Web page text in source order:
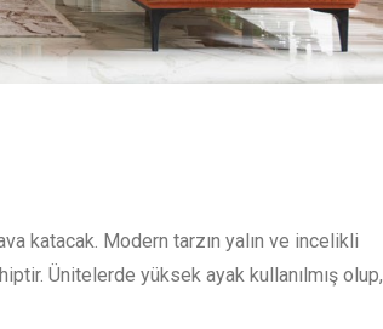
katacak. Modern tarzın yalın ve incelikli
Ünitelerde yüksek ayak kullanılmış olup,